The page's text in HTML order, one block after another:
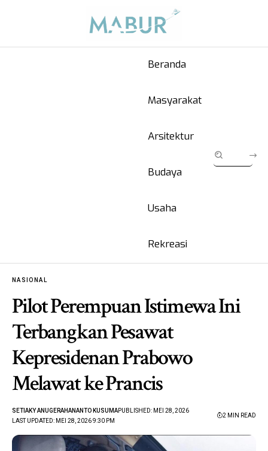
Beranda
Masyarakat
Arsitektur
Budaya
Usaha
Rekreasi
NASIONAL
Pilot Perempuan Istimewa Ini
Terbangkan Pesawat
Kepresidenan Prabowo
Melawat ke Prancis
LAST UPDATED: MEI 28, 2026 9:30 PM
SETIAKY ANUGERAHANANTO KUSUMAPUBLISHED: MEI 28, 2026
2 MIN READ